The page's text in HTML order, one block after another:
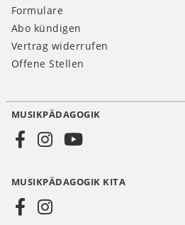
Formulare
Abo kündigen
Vertrag widerrufen
Offene Stellen
Social
Media
DE
MUSIKPÄDAGOGIK
MUSIKPÄDAGOGIK KITA